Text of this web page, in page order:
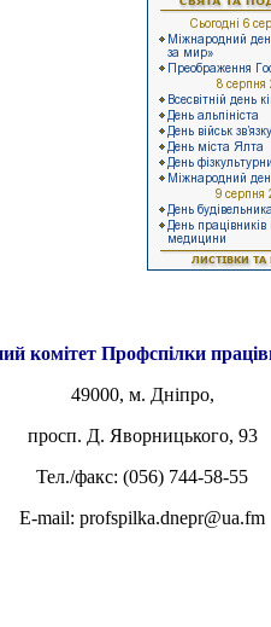
комітет Профспілки
49000, м. Дніпро,
просп. Д. Яворницького, 93
Тел./факс: (056) 744-58-55
E-mail: profspilka.dnepr@ua.fm